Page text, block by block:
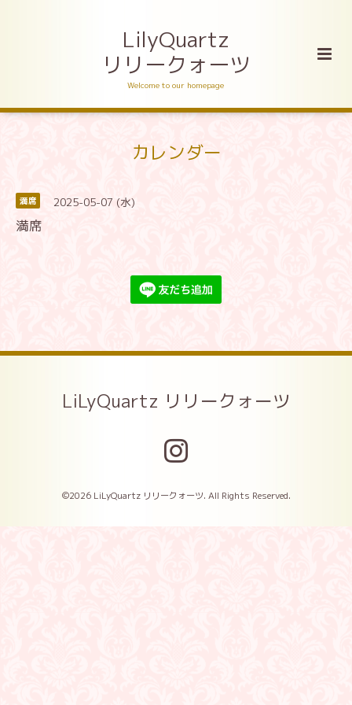
LilyQuartz
リリークォーツ
Welcome to our homepage
カレンダー
満席 2025-05-07 (水)
満席
LiLyQuartz リリークォーツ
©2026 LiLyQuartz リリークォーツ. All Rights Reserved.